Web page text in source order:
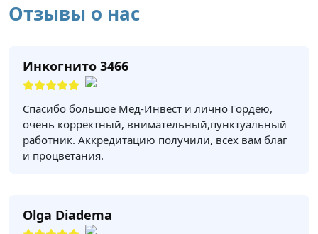
Отзывы о нас
Инкогнито 3466
Спасибо большое Мед-Инвест и лично Гордею,
очень корректный, внимательный,пунктуальный
работник. Аккредитацию получили, всех вам благ
и процветания.
Olga Diadema